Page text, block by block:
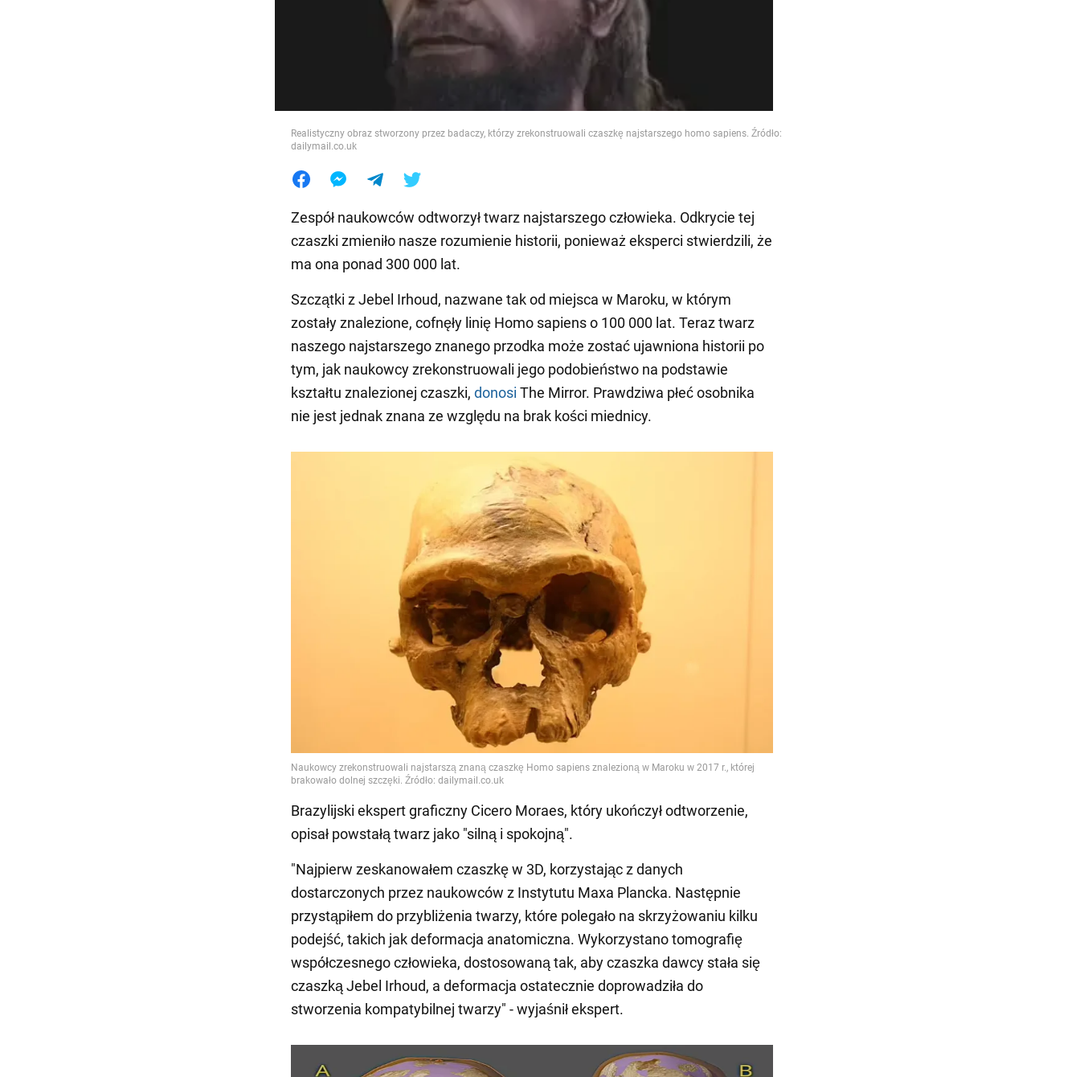
Realistyczny obraz stworzony przez badaczy, którzy zrekonstruowali czaszkę najstarszego homo sapiens. Źródło:
dailymail.co.uk
Zespół naukowców odtworzył twarz najstarszego człowieka. Odkrycie tej
czaszki zmieniło nasze rozumienie historii, ponieważ eksperci stwierdzili, że
ma ona ponad 300 000 lat.
Szczątki z Jebel Irhoud, nazwane tak od miejsca w Maroku, w którym
zostały znalezione, cofnęły linię Homo sapiens o 100 000 lat. Teraz twarz
naszego najstarszego znanego przodka może zostać ujawniona historii po
tym, jak naukowcy zrekonstruowali jego podobieństwo na podstawie
kształtu znalezionej czaszki, donosi The Mirror. Prawdziwa płeć osobnika
nie jest jednak znana ze względu na brak kości miednicy.
Brazylijski ekspert graficzny Cicero Moraes, który ukończył odtworzenie,
opisał powstałą twarz jako "silną i spokojną".
"Najpierw zeskanowałem czaszkę w 3D, korzystając z danych
dostarczonych przez naukowców z Instytutu Maxa Plancka. Następnie
przystąpiłem do przybliżenia twarzy, które polegało na skrzyżowaniu kilku
podejść, takich jak deformacja anatomiczna. Wykorzystano tomografię
współczesnego człowieka, dostosowaną tak, aby czaszka dawcy stała się
czaszką Jebel Irhoud, a deformacja ostatecznie doprowadziła do
stworzenia kompatybilnej twarzy" - wyjaśnił ekspert.